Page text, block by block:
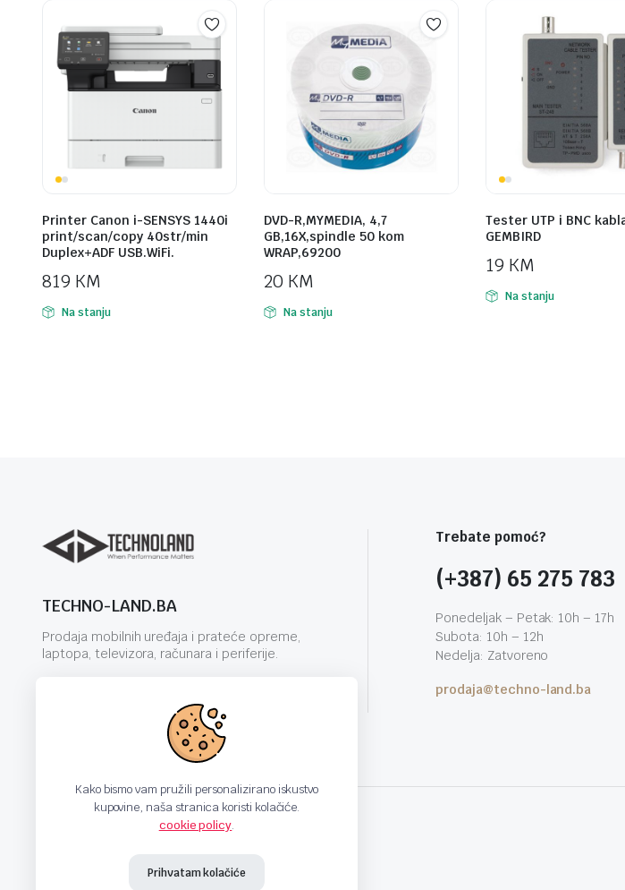
Printer Canon i-SENSYS 1440i
print/scan/copy 40str/min
Duplex+ADF USB.WiFi.
819 KM
Na stanju
DVD-R,MYMEDIA, 4,7
GB,16X,spindle 50 kom
WRAP,69200
20 KM
Na stanju
Tester UTP i BNC
GEMBIRD
19 KM
Na stanju
TECHNO-LAND.BA
Prodaja mobilnih uređaja i prateće opreme,
laptopa, televizora, računara i periferije.
Trebate pomoć?
(+387) 65 275 783
Ponedeljak – Petak: 10h – 17h
Subota: 10h – 12h
Nedelja: Zatvoreno
prodaja@techno-land.ba
Kako bismo vam pružili personalizirano iskustvo
kupovine, naša stranica koristi kolačiće.
cookie policy.
Prihvatam kolačiće